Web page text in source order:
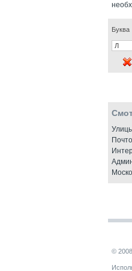
Буква
©